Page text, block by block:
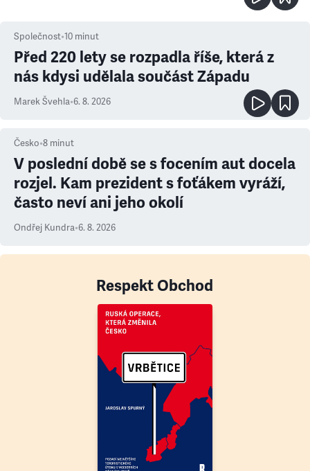
Společnost•10 minut
Před 220 lety se rozpadla říše, která z
nás kdysi udělala součást Západu
Marek Švehla•6. 8. 2026
Česko•8 minut
V poslední době se s focením aut docela
rozjel. Kam prezident s foťákem vyráží,
často neví ani jeho okolí
Ondřej Kundra•6. 8. 2026
Respekt Obchod